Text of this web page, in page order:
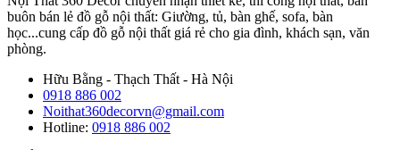
buôn bán lẻ đồ gỗ nội thất: Giường, tủ, bàn ghế, sofa, bàn
học...cung cấp đồ gỗ nội thất giá rẻ cho gia đình, khách sạn, văn
phòng.
Hữu Bằng - Thạch Thất - Hà Nội
0918 886 002
Noithat360decorvn@gmail.com
Hotline: 0918 886 002